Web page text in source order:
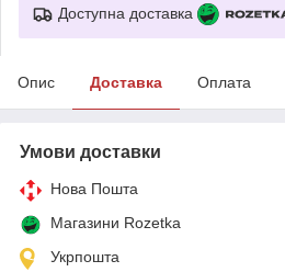
Доступна доставка
Опис Доставка Оплата
Умови доставки
Нова Пошта
Магазини Rozetka
Укрпошта